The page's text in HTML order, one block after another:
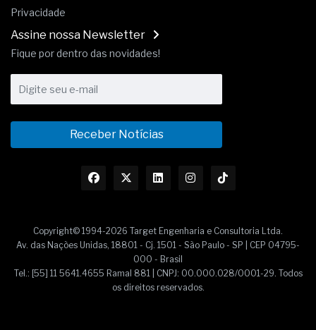
Privacidade
Assine nossa Newsletter
Fique por dentro das novidades!
Receber Notícias
Copyright© 1994-2026 Target Engenharia e Consultoria Ltda.
Av. das Nações Unidas, 18801 - Cj. 1501 - São Paulo - SP | CEP 04795-
000 - Brasil
Tel.: [55] 11 5641.4655 Ramal 881 | CNPJ: 00.000.028/0001-29. Todos
os direitos reservados.